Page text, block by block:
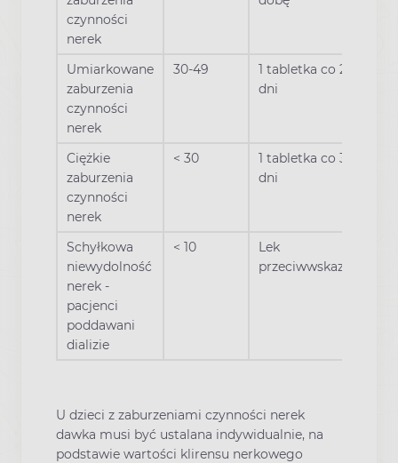
czynności
nerek
Umiarkowane
zaburzenia
czynności
nerek
30-49
1 tabletka co 2
dni
Ciężkie
zaburzenia
czynności
nerek
< 30
1 tabletka co 3
dni
Schyłkowa
niewydolność
nerek -
pacjenci
poddawani
dializie
< 10
Lek
przeciwwskazany
U dzieci z zaburzeniami czynności nerek
dawka musi być ustalana indywidualnie, na
podstawie wartości klirensu nerkowego